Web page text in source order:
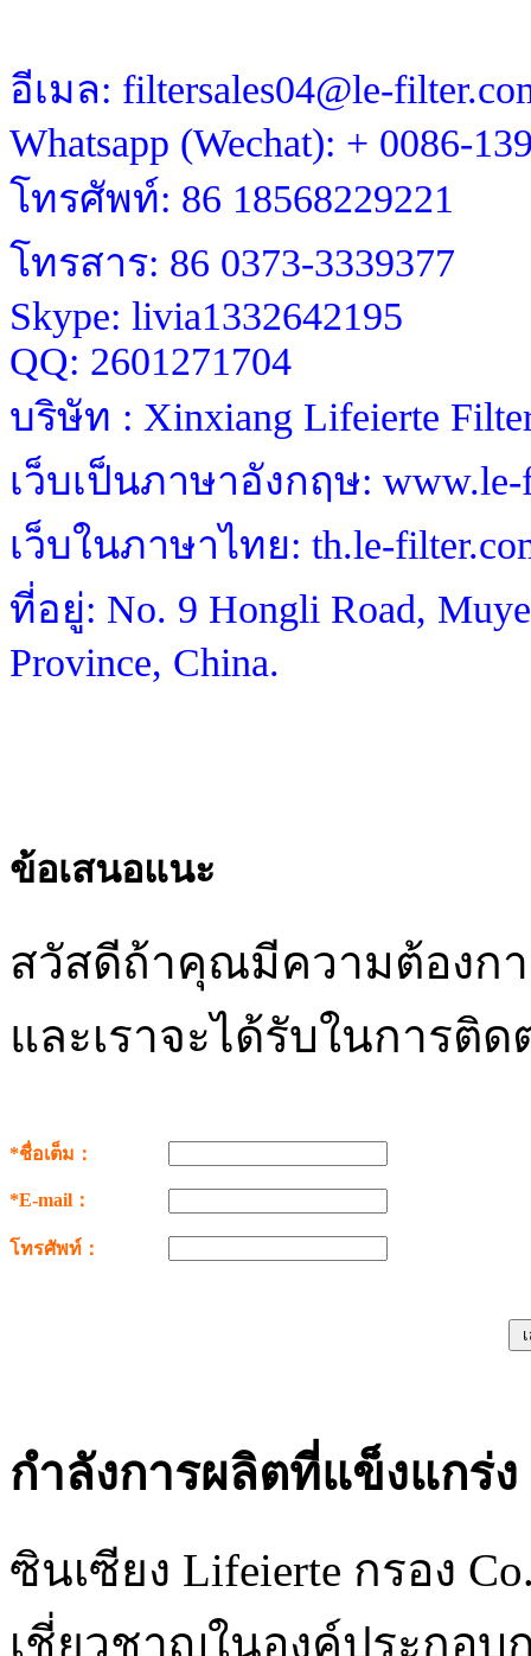
อีเมล: filtersales04@le-
Whatsapp (Wechat): + 0086-
โทรศัพท์: 86 18568229221
โทรสาร: 86 0373-3339377
Skype: livia1332642195
QQ: 2601271704
บริษัท : Xinxiang Lifeierte
เว็บเป็นภาษาอังกฤษ: www.le-
เว็บในภาษาไทย: th.le-
ที่อยู่: No. 9 Hongli Road,
Province, China.
ข้อเสนอแนะ
สวัสดีถ้าคุณมีความต้องก
และเราจะได้รับในการติ
*ชื่อเต็ม：
*E-mail：
โทรศัพท์：
กำลังการผลิตที่แข็งแกร่ง
ซินเซียง Lifeierte กรอง
เชี่ยวชาญในองค์ประกอ